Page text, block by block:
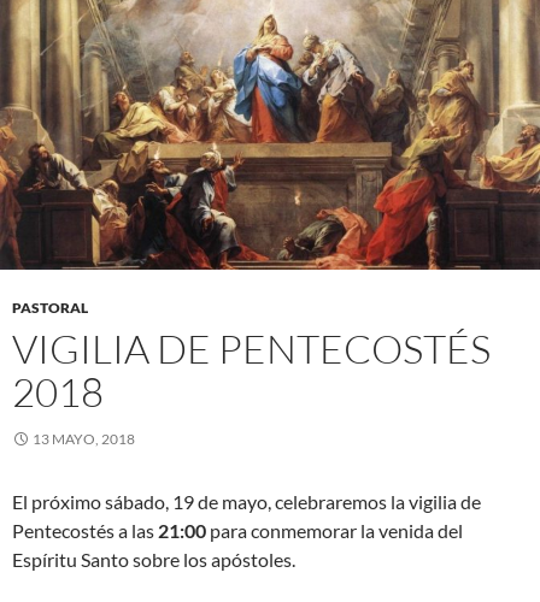
PASTORAL
VIGILIA DE PENTECOSTÉS
2018
13 MAYO, 2018
El próximo sábado, 19 de mayo, celebraremos la vigilia de
Pentecostés a las 21:00 para conmemorar la venida del
Espíritu Santo sobre los apóstoles.